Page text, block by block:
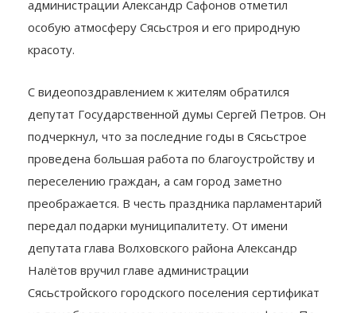
руководители Волховского района. Глава районной
администрации Александр Сафонов отметил
особую атмосферу Сясьстроя и его природную
С видеопоздравлением к жителям обратился
депутат Государственной думы Сергей Петров. Он
подчеркнул, что за последние годы в Сясьстрое
проведена большая работа по благоустройству и
переселению граждан, а сам город заметно
преображается. В честь праздника парламентарий
передал подарки муниципалитету. От имени
депутата глава Волховского района Александр
Налётов вручил главе администрации